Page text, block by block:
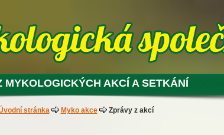
MYKOLOGICKÝCH AKCÍ A SETKÁNÍ
stránka Myko akce Zprávy z akcí